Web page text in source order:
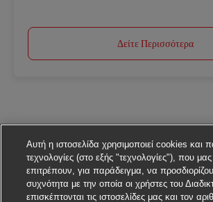
Δείτε Περισσότερα
Αυτή η ιστοσελίδα χρησιμοποιεί cookies και
τεχνολογίες (στο εξής "τεχνολογίες"), που μας
επιτρέπουν, για παράδειγμα, να
συχνότητα με την οποία οι χρήστες του
επισκέπτονται τις ιστοσελίδες μας και τον